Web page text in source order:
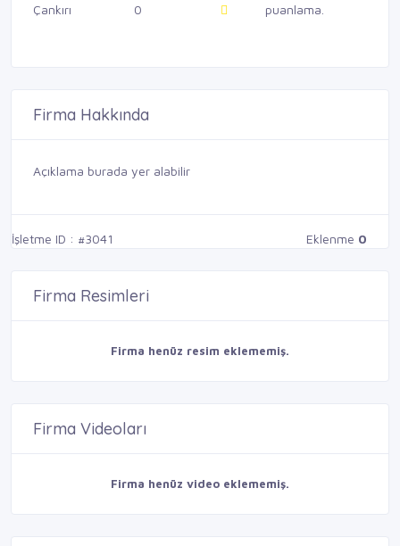
Çankırı
0
puanlama.
Firma Hakkında
Açıklama burada yer alabilir
İşletme ID : #3041 Eklenme 0
Firma Resimleri
Firma henüz resim eklememiş.
Firma Videoları
Firma henüz video eklememiş.